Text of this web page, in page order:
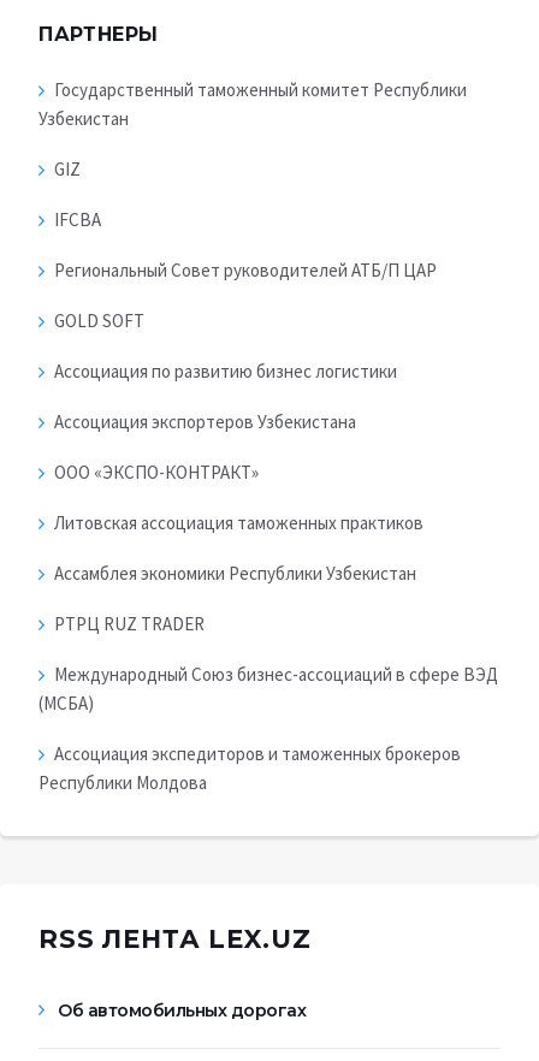
ПАРТНЕРЫ
Государственный таможенный комитет Республики
Узбекистан
GIZ
IFCBA
Региональный Совет руководителей АТБ/П ЦАР
GOLD SOFT
Ассоциация по развитию бизнес логистики
Ассоциация экспортеров Узбекистана
ООО «ЭКСПО-КОНТРАКТ»
Литовская ассоциация таможенных практиков
Ассамблея экономики Республики Узбекистан
РТРЦ RUZ TRADER
Международный Союз бизнес-ассоциаций в сфере ВЭД
(МСБА)
Ассоциация экспедиторов и таможенных брокеров
Республики Молдова
RSS ЛЕНТА LEX.UZ
Об автомобильных дорогах